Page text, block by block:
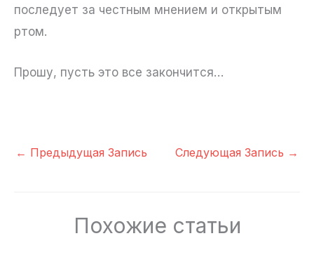
последует за честным мнением и открытым
ртом.
Прошу, пусть это все закончится…
← Предыдущая Запись Следующая Запись →
Похожие статьи